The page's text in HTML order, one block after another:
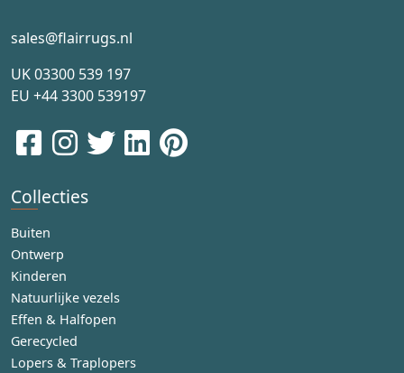
sales@flairrugs.nl
UK03300 539 197
EU +44 3300 539197
Collecties
Buiten
Ontwerp
Kinderen
Natuurlijke vezels
Effen & Halfopen
Gerecycled
Lopers & Traplopers